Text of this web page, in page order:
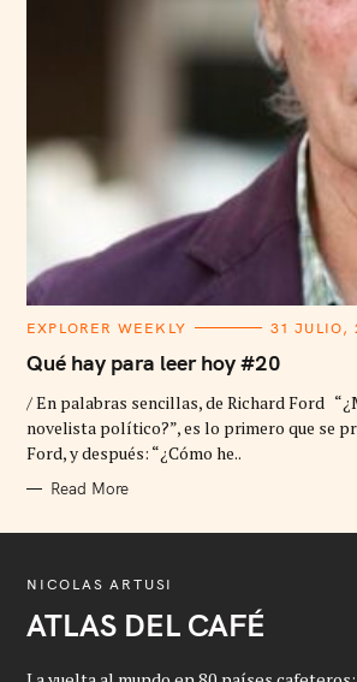
C
T
E
O
I
E
EXPLORER WEEKLY 31 JULIO,
Qué hay para leer hoy #20
/ En palabras sencillas, de Richard Ford
novelista político?”, es lo primero que se
Ford, y después: “¿Cómo he..
Read More
NICOLAS ARTUSI
ATLAS DEL CAFÉ